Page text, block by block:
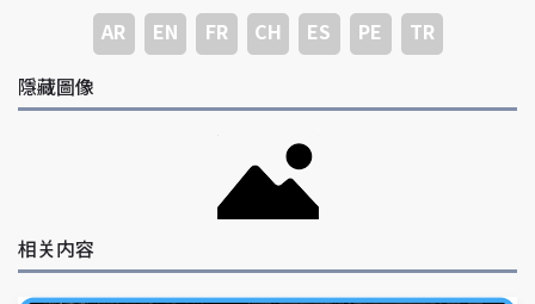
AR EN FR CH ES PE
TR
隱藏圖像
相关内容